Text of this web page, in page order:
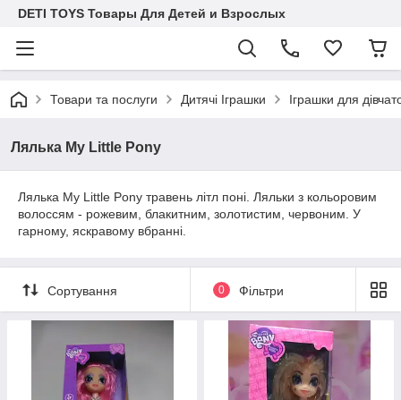
DETI TOYS Товары Для Детей и Взрослых
Товари та послуги Дитячі Іграшки Іграшки для
Лялька My Little Pony
Лялька My Little Pony травень літл поні. Ляльки з кольоровим
волоссям - рожевим, блакитним, золотистим, червоним. У
гарному, яскравому вбранні.
Сортування 0 Фільтри